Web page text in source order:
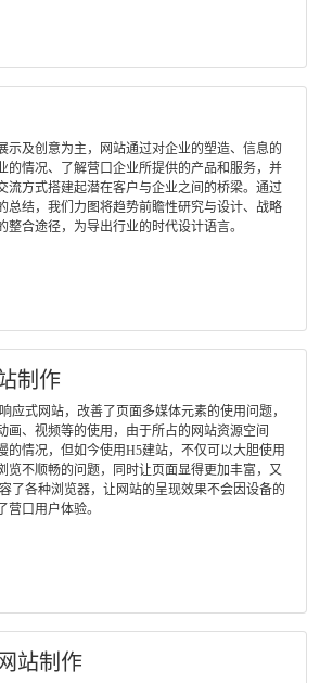
示及创意为主，网站通过对企业的塑造、信息的
的情况、了解营口企业所提供的产品和服务，并
流方式搭建起潜在客户与企业之间的桥梁。通过
总结，我们力图将趋势前瞻性研究与设计、战略
整合途径，为导出行业的时代设计语言。
制作
应式网站，改善了页面多媒体元素的使用问题，
画、视频等的使用，由于所占的网站资源空间
的情况，但如今使用H5建站，不仅可以大胆使用
览不顺畅的问题，同时让页面显得更加丰富，又
了各种浏览器，让网站的呈现效果不会因设备的
口用户体验。
站制作